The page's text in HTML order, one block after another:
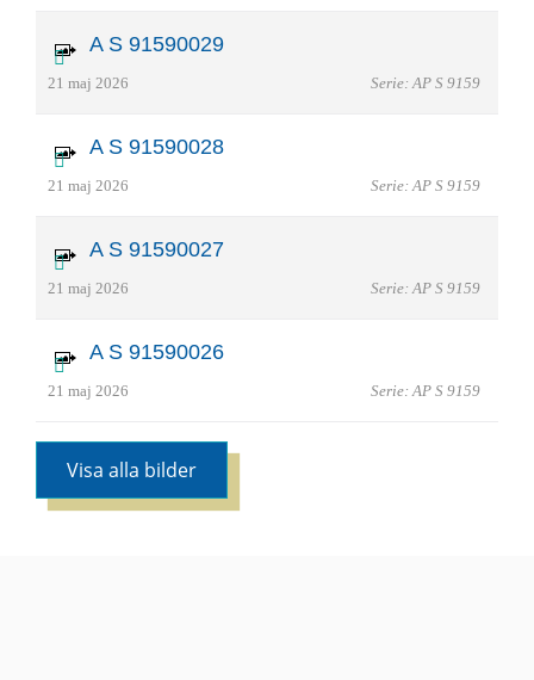
A S 91590029
21 maj 2026 Serie: AP S 9159
A S 91590028
21 maj 2026 Serie: AP S 9159
A S 91590027
21 maj 2026 Serie: AP S 9159
A S 91590026
21 maj 2026 Serie: AP S 9159
Visa alla bilder